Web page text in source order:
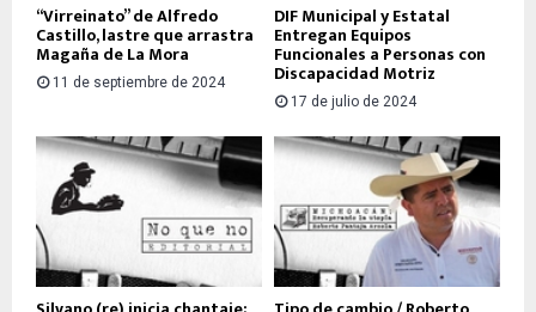
“Virreinato” de Alfredo
Castillo, lastre que arrastra
Magaña de La Mora
11 de septiembre de 2024
DIF Municipal y Estatal
Entregan Equipos
Funcionales a Personas con
Discapacidad Motriz
17 de julio de 2024